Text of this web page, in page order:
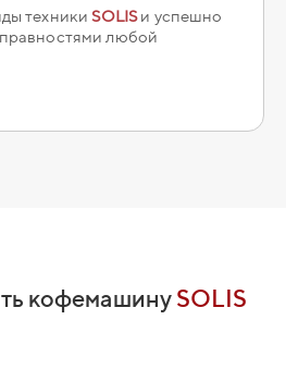
техники SOLISи успешно
любой
кофемашинуSOLIS